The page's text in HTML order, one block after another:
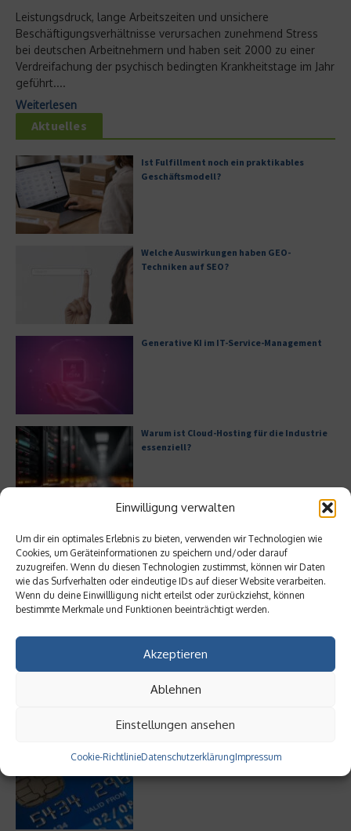
Einwilligung verwalten
Um dir ein optimales Erlebnis zu bieten, verwenden wir Technologien wie
Cookies, um Geräteinformationen zu speichern und/oder darauf
zuzugreifen. Wenn du diesen Technologien zustimmst, können wir Daten
wie das Surfverhalten oder eindeutige IDs auf dieser Website verarbeiten.
Wenn du deine Einwillligung nicht erteilst oder zurückziehst, können
bestimmte Merkmale und Funktionen beeinträchtigt werden.
Akzeptieren
Ablehnen
Einstellungen ansehen
Cookie-RichtlinieDatenschutzerklärungImpressum
Leistungsdruck, lange Arbeitszeiten und unsichere
Beschäftigungsverhältnisse verursachen zunehmend Stress
bei deutschen Arbeitnehmern und haben seit 2000 zu einer
Verdreifachung der psychisch bedingten Krankheitstage im Jahr
geführt....
Weiterlesen
Aktuelles
Ist Fulfillment noch ein praktikables
Geschäftsmodell?
Welche Auswirkungen haben GEO-
Techniken auf SEO?
Generative KI im IT-Service-Management
Warum ist Cloud-Hosting für die Industrie
essenziell?
Leitfaden zur Eröffnung eines